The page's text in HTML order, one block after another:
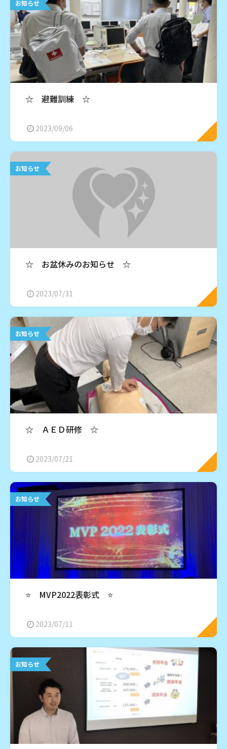
お知らせ
☆ 避難訓練 ☆
2023/09/06
お知らせ
☆ お盆休みのお知らせ ☆
2023/07/31
お知らせ
☆ ＡＥＤ研修 ☆
2023/07/21
お知らせ
⭐️ MVP2022表彰式 ⭐️
2023/07/11
お知らせ